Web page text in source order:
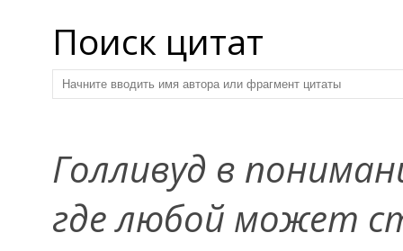
Поиск цитат
Голливуд в
где любой может